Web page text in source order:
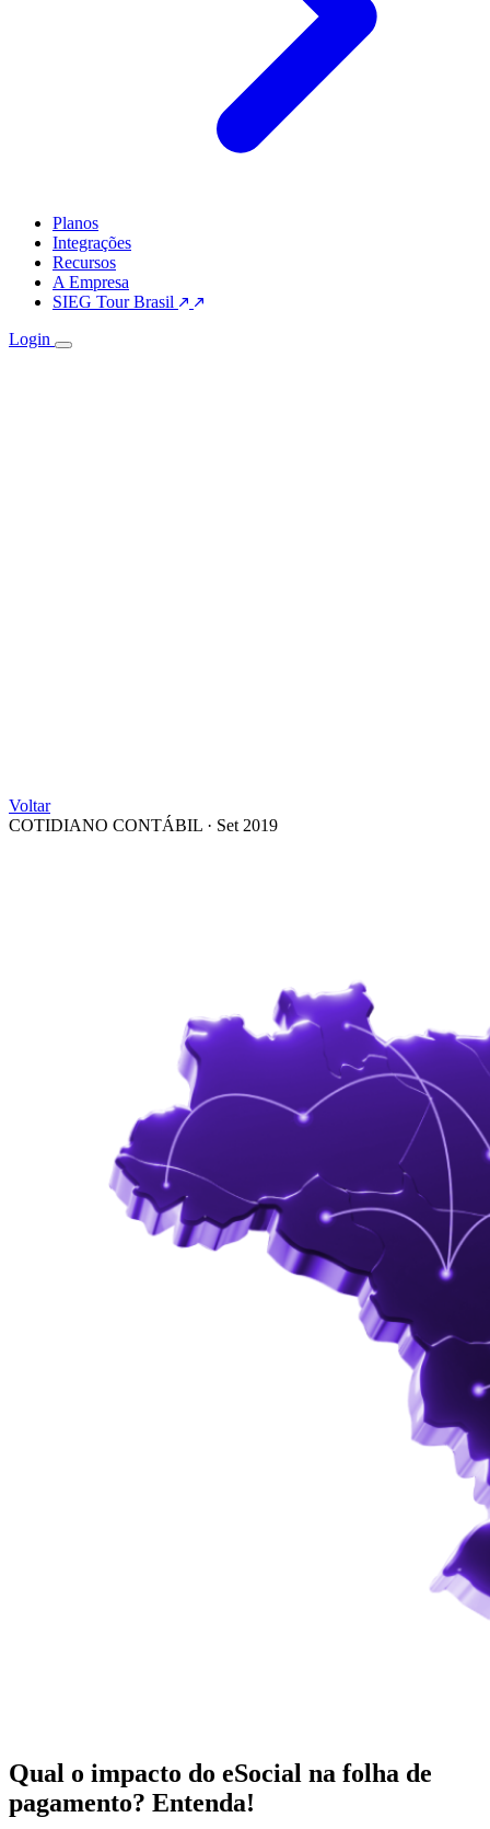
Planos
Integrações
Recursos
A Empresa
SIEG Tour Brasil
Login
Voltar
COTIDIANO CONTÁBIL · Set 2019
Qual o impacto do eSocial na folha de
pagamento? Entenda!